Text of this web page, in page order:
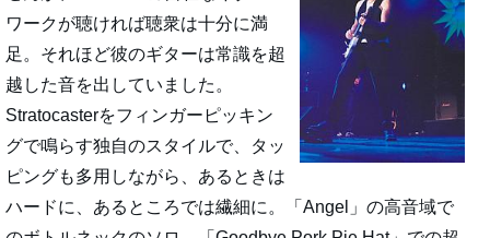
ワークが聴ければ聴衆は十分に満
足。それほど彼のギターは常識を超
越した音を出していました。
Stratocasterをフィンガーピッキン
グで鳴らす独自のスタイルで、タッ
ピングも多用しながら、あるときは
ハードに、あるところでは繊細に。「Angel」の高音域で